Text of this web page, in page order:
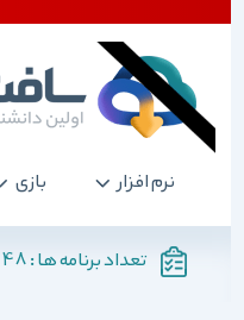
نرم افزار بازی
تعداد برنامه ها :